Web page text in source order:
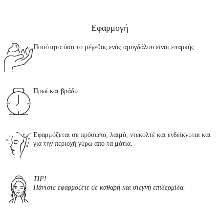
Εφαρμογή
Ποσότητα όσο το μέγεθος ενός αμυγδάλου είναι επαρκής.
Πρωί και βράδυ
Εφαρμόζεται σε πρόσωπο, λαιμό, ντεκολτέ και ενδείκνυται και
για την περιοχή γύρω από τα μάτια.
TIP!
Πάντοτε εφαρμόζετε σε καθαρή και στεγνή επιδερμίδα.